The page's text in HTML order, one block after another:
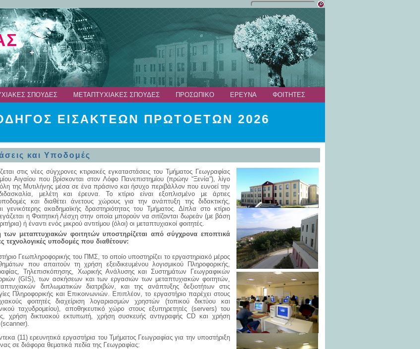
ΣΠΟΥΔΕΣ ΜΕΤΑΠΤΥΧΙΑΚΕΣ ΣΠΟΥΔΕΣ ΠΡΟΣΩΠΙΚΟ ΕΡΕΥΝΑ ΦΟΙΤΗΤΕΣ
ΕΙΣΑΚΤΕΩΝ ΠΡΩΤΟΕΤΩΝ 2026
και Υποδομές
στις νέες σύγχρονες κτιριακές εγκαταστάσεις του Τμήματος Γεωγραφίας
Αιγαίου που βρίσκονται στον Λόφο Πανεπιστημίου (πρώην “Ξενία”), λίγο
της Μυτιλήνης μέσα σε ένα πράσινο και ήσυχο περιβάλλον που ευνοεί την
μελέτη και έρευνα. Το κτίριο είναι εξοπλισμένο με άρτιες
και διαθέτει άνετους χώρους για την ανάπτυξη της διδακτικής,
γενικότερης ακαδημαϊκής δραστηριότητας του Τμήματος. Δίπλα στο κτίριο
η Φοιτητική Λέσχη στην οποία μπορούν να σιτίζονται δωρεάν (με βάση
ή έναντι ενός μικρού αντιτίμου (όλοι) οι μεταπτυχιακοί φοιτητές.
των μεταπτυχιακών φοιτητών υποστηρίζεται από σύγχρονα εποπτικά
τεχνολογικές υποδομές που διαθέτουν:
Γεωπληροφορικής του ΠΜΣ, το οποίο υποστηρίζει το εργαστηριακό μέρος
που απαιτούν τη χρήση εξειδικευμένου λογισμικού Πληροφορικής,
Τηλεπισκόπησης, Χωρικής Ανάλυσης και Συστημάτων Γεωγραφικών
(GIS), των ασκήσεων και των εργασιών των μεταπτυχιακών φοιτητών,
διπλωματικών διατριβών, και της ανάπτυξης δεξιοτήτων στις
Πληροφορικής και Επικοινωνιών. Επιπλέον, το εργαστήριο παρέχει στους
φοιτητές διαχείριση λογαριασμών χρηστών (τοπικού δικτύου και
ταχυδρομείου), αποθηκευτικό χώρο στους εξυπηρετητές (servers) του
χρήση δικτυακού εκτυπωτή, χρήση συσκευής αντιγραφής CD και χρήση
(11) ερευνητικά εργαστήρια του Τμήματος Γεωγραφίας για την υποστήριξη
σε διάφορα θεματικά πεδία της Γεωγραφίας: